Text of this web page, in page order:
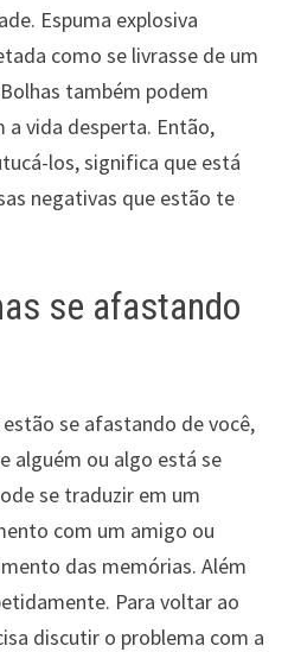
Espuma explosiva
como se livrasse de um
também podem
vida desperta. Então,
los, significa que está
negativas que estão te
se afastando
se afastando de você,
alguém ou algo está se
se traduzir em um
com um amigo ou
das memórias. Além
Para voltar ao
discutir o problema com a